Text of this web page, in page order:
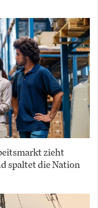
zieht
spaltet die Nation